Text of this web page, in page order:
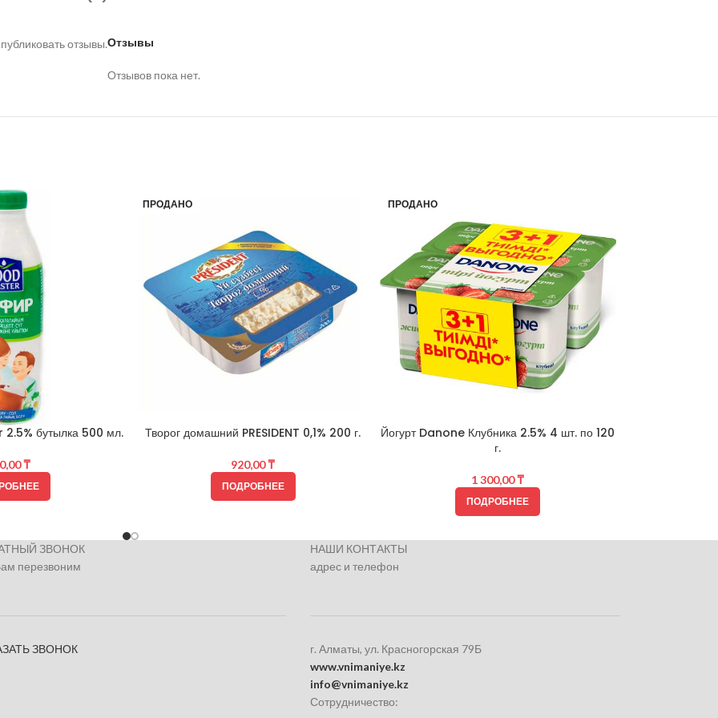
Отзывы
Отзывов пока нет.
отзывы.
бутылка 500 мл.
₸
ПРОДАНО
Творог домашний PRESIDENT 0,1% 200 г.
920,00₸
ПОДРОБНЕЕ
ПРОДАНО
Йогурт Danone Клубника 2.5% 4 шт. по 120
г.
1 300,00₸
ПОДРОБНЕЕ
ЗВОНОК
перезвоним
ЗВОНОК
НАШИ КОНТАКТЫ
адрес и телефон
г. Алматы, ул. Красногорская 79Б
www.vnimaniye.kz
info@vnimaniye.kz
Сотрудничество: